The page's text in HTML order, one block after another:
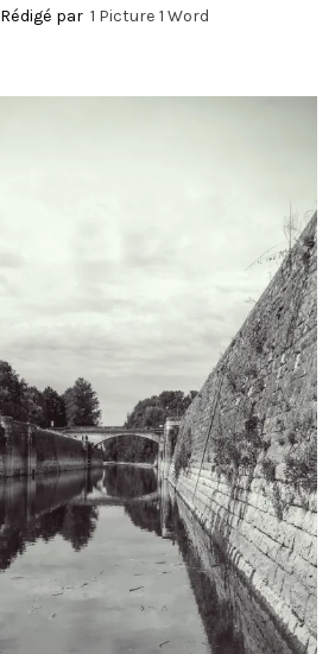
Rédigé par 1 Picture 1 Word